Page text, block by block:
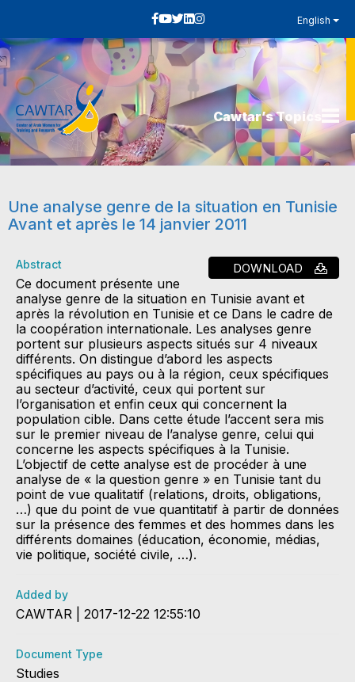
English
Cawtar’s Topics
Une analyse genre de la situation en Tunisie
Avant et après le 14 janvier 2011
DOWNLOAD
Abstract
Ce document présente une
analyse genre de la situation en Tunisie avant et
après la révolution en Tunisie et ce Dans le cadre de
la coopération internationale. Les analyses genre
portent sur plusieurs aspects situés sur 4 niveaux
différents. On distingue d’abord les aspects
spécifiques au pays ou à la région, ceux spécifiques
au secteur d’activité, ceux qui portent sur
l’organisation et enfin ceux qui concernent la
population cible. Dans cette étude l’accent sera mis
sur le premier niveau de l’analyse genre, celui qui
concerne les aspects spécifiques à la Tunisie.
L’objectif de cette analyse est de procéder à une
analyse de « la question genre » en Tunisie tant du
point de vue qualitatif (relations, droits, obligations,
…) que du point de vue quantitatif à partir de données
sur la présence des femmes et des hommes dans les
différents domaines (éducation, économie, médias,
vie politique, société civile, …).
Added by
CAWTAR | 2017-12-22 12:55:10
Document Type
Studies